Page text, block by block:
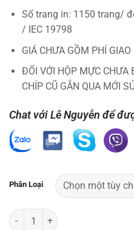
Số trang in: 1150 trang/
/ IEC 19798
GIÁ CHƯA GỒM PHÍ
ĐỐI VỚI HỘP MỰC CHƯA
CHÍP CŨ GẮN QUA MỚI
Chat với Lê Nguyễn để
Phân Loại
Hộp mực AZ 136A (W1360A) -